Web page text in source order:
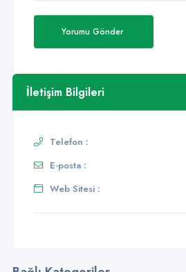
Yorumu Gönder
İletişim Bilgileri
Telefon :
E-posta :
Web Sitesi :